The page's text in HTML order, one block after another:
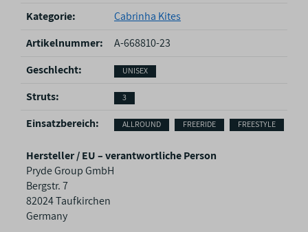
Kategorie:
Cabrinha Kites
Artikelnummer:
A-668810-23
Geschlecht‍:
UNISEX
Struts‍: 3
Einsatzbereich‍: ALLROUND FREERIDE FREESTYLE
Hersteller / EU – verantwortliche Person
Pryde Group GmbH
Bergstr. 7
82024 Taufkirchen
Germany